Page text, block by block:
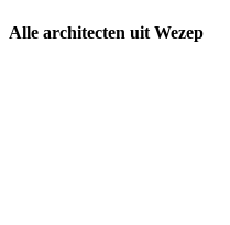
Alle architecten uit Wezep